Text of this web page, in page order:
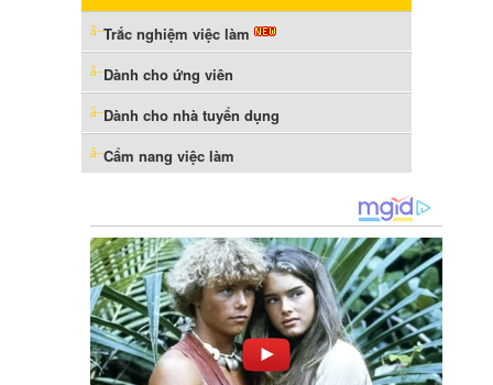
Trắc nghiệm việc làm
Dành cho ứng viên
Dành cho nhà tuyển dụng
Cẩm nang việc làm